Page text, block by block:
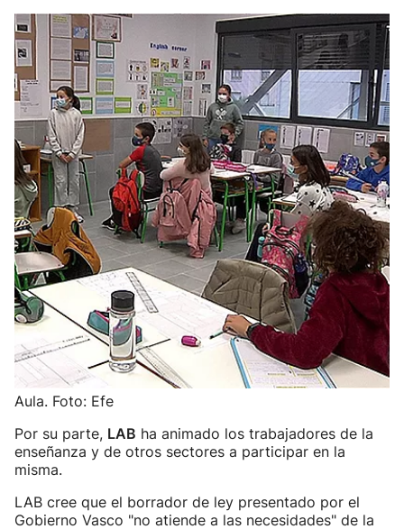
Aula. Foto: Efe
Por su parte, LAB ha animado los trabajadores de la
enseñanza y de otros sectores a participar en la
misma.
LAB cree que el borrador de ley presentado por el
Gobierno Vasco "no atiende a las necesidades" de la